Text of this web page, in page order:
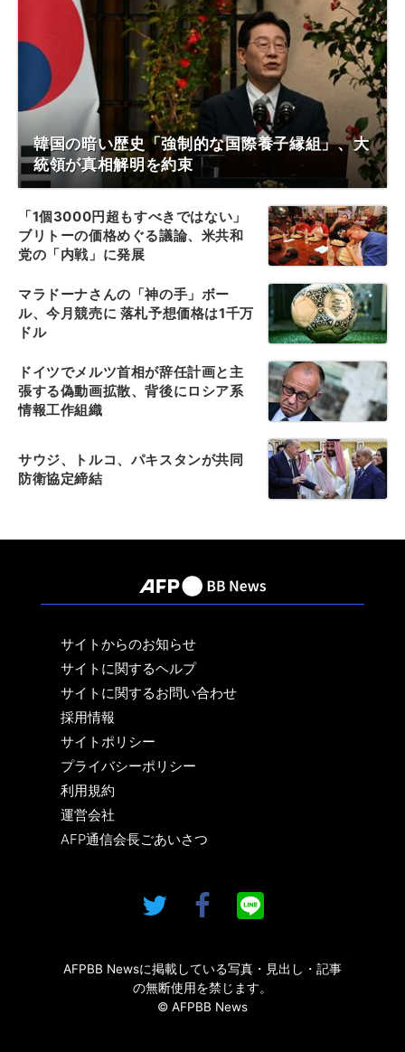
韓国の暗い歴史「強制的な国際養子縁組」、大
統領が真相解明を約束
「1個3000円超もすべきではない」
ブリトーの価格めぐる議論、米共和
党の「内戦」に発展
マラドーナさんの「神の手」ボー
ル、今月競売に 落札予想価格は1千万
ドル
ドイツでメルツ首相が辞任計画と主
張する偽動画拡散、背後にロシア系
情報工作組織
サウジ、トルコ、パキスタンが共同
防衛協定締結
サイトからのお知らせ
サイトに関するヘルプ
サイトに関するお問い合わせ
採用情報
サイトポリシー
プライバシーポリシー
利用規約
運営会社
AFP通信会長ごあいさつ
AFPBB Newsに掲載している写真・見出し・記事
の無断使用を禁じます。
© AFPBB News